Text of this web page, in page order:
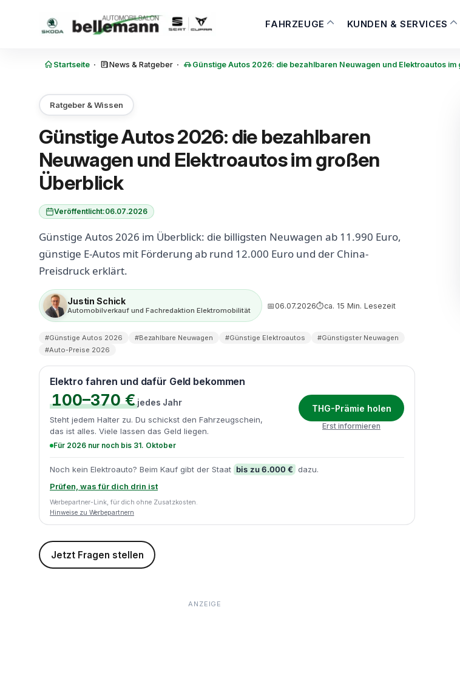
FAHRZEUGE KUNDEN & SERVICES
Startseite · News & Ratgeber · Günstige Autos 2026: die bezahlbaren Neuwagen und Elektroautos
Ratgeber & Wissen
Günstige Autos 2026: die bezahlbaren
Neuwagen und Elektroautos im großen
Überblick
Veröffentlicht:06.07.2026
Günstige Autos 2026 im Überblick: die billigsten Neuwagen ab 11.990 Euro,
günstige E-Autos mit Förderung ab rund 12.000 Euro und der China-
Preisdruck erklärt.
Justin Schick
Automobilverkauf und Fachredaktion Elektromobilität 📅 06.07.2026⏱ca. 15 Min. Lesezeit
#Günstige Autos 2026 #Bezahlbare Neuwagen #Günstige Elektroautos
#Günstigster Neuwagen
#Auto-Preise 2026
Elektro fahren und dafür Geld bekommen
100–370 € jedes Jahr
Steht jedem Halter zu. Du schickst den Fahrzeugschein,
das ist alles. Viele lassen das Geld liegen.
Für 2026 nur noch bis 31. Oktober
THG-Prämie holen
Erst informieren
Noch kein Elektroauto? Beim Kauf gibt der Staat bis zu 6.000 € dazu.
Prüfen, was für dich drin ist
Werbepartner-Link, für dich ohne Zusatzkosten.
Hinweise zu Werbepartnern
Jetzt Fragen stellen